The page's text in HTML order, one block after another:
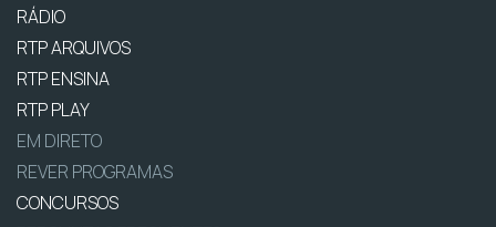
RÁDIO
RTP ARQUIVOS
RTP ENSINA
RTP PLAY
EM DIRETO
REVER PROGRAMAS
CONCURSOS